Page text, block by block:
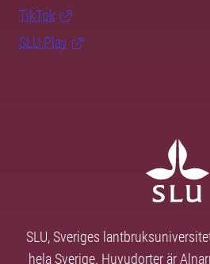
TikTok
SLU Play
SLU, Sveriges
hela Sverige. Huvudorter är